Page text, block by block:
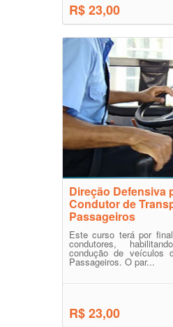
R$ 23,00
Direção Defensiva
Condutor de
Passageiros
Este curso terá por
condutores,
condução de veículos
Passageiros. O par...
R$ 23,00